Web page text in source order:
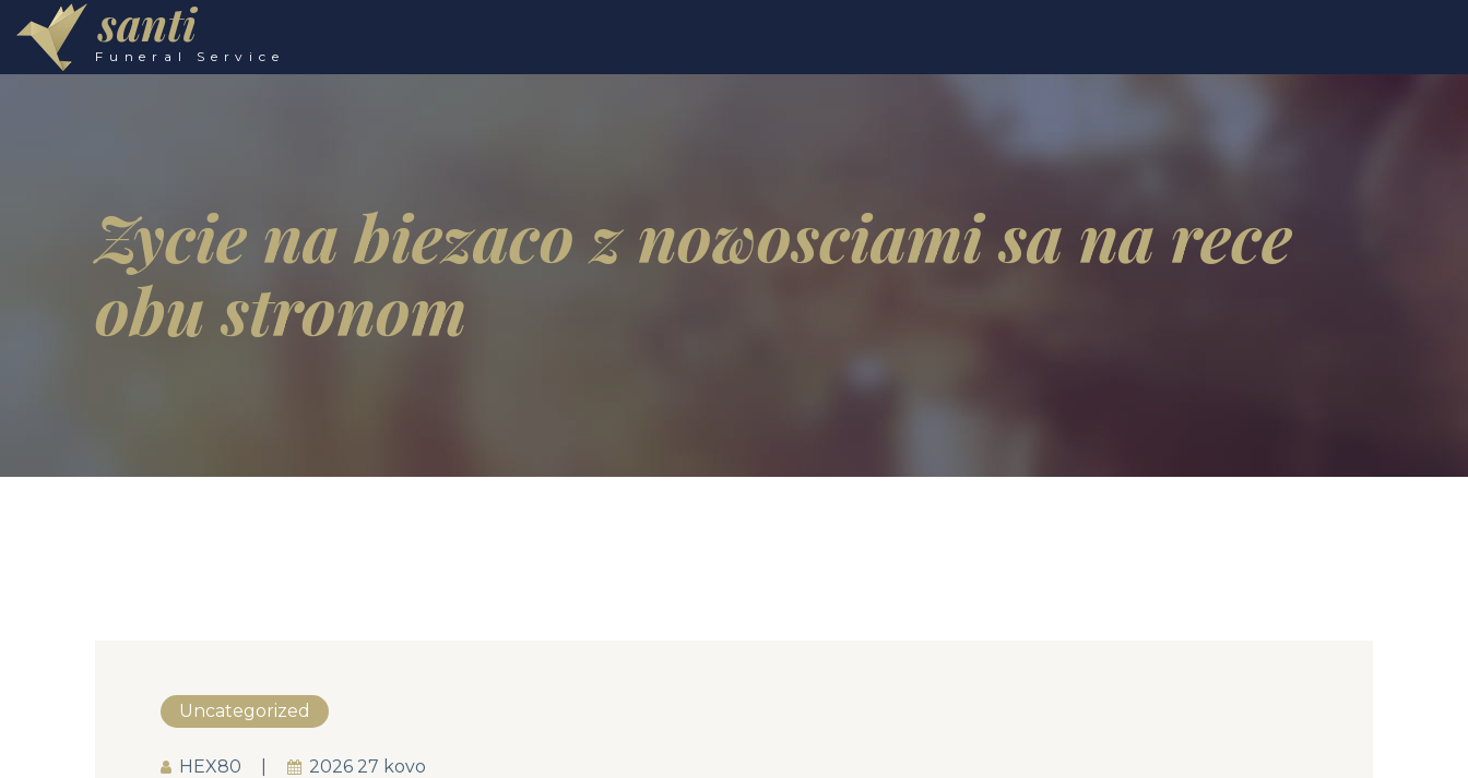
santi
Funeral Service
Zycie na biezaco z nowosciami sa na rece
obu stronom
Uncategorized
HEX80 2026 27 kovo